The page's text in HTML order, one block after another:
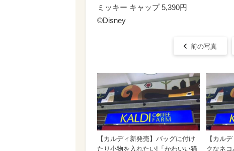
ミッキー キャップ 5,390円
©Disney
前の写真